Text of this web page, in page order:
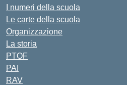
I numeri della scuola
Le carte della scuola
Organizzazione
La storia
PTOF
PAI
RAV